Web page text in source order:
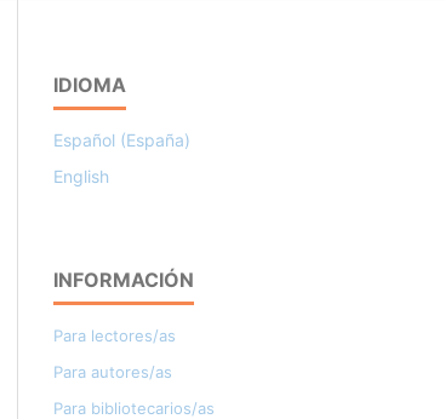
IDIOMA
Español (España)
English
INFORMACIÓN
Para lectores/as
Para autores/as
Para bibliotecarios/as